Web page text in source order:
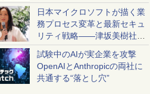
かした「AI商談記録 for
RICOH」を展開へ
日本マイクロソフトが描く業
務プロセス変革と最新セキュ
リティ戦略――津坂美樹社長
が2027年度戦略を説明
試験中のAIが実企業を攻撃
OpenAIとAnthropicの両社に
共通する“落とし穴”